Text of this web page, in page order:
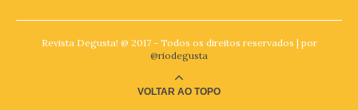
Revista Degusta! @ 2017 - Todos os direitos reservados | por
@riodegusta
VOLTAR AO TOPO